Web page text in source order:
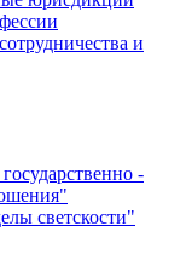
и
-
светскости"